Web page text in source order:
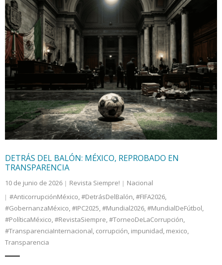
Editorial
Nacional
Colaboradores
Internacional
Cultura
DETRÁS DEL BALÓN: MÉXICO, REPROBADO EN
TRANSPARENCIA
10 de junio de 2026 Revista Siempre!
Nacional
#AnticorrupciónMéxico,#DetrásDelBalón,#FIFA2026,
#GobernanzaMéxico,#IPC2025,#Mundial2026,#MundialDeFútbol,
#PolíticaMéxico,#RevistaSiempre,#TorneoDeLaCorrupción,
#TransparenciaInternacional, corrupción, impunidad, mexico,
Transparencia